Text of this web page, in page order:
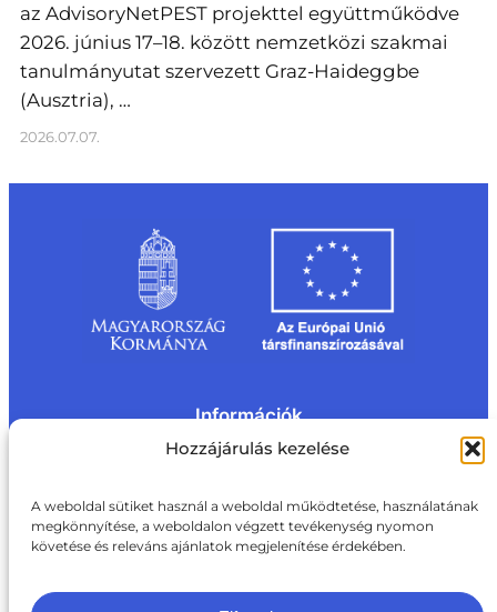
Hozzájárulás kezelése
A weboldal sütiket használ a weboldal működtetése, használatának
megkönnyítése, a weboldalon végzett tevékenység nyomon
követése és releváns ajánlatok megjelenítése érdekében.
az AdvisoryNetPEST projekttel együttműködve
2026. június 17–18. között nemzetközi szakmai
tanulmányutat szervezett Graz-Haideggbe
(Ausztria), …
2026.07.07.
Információk
Impresszum
Rólunk
Oldaltérkép
Adatvédelmi nyilatkozat
Akadálymentesítési nyilatkozat
Cookie tájékoztató
Kapcsolat